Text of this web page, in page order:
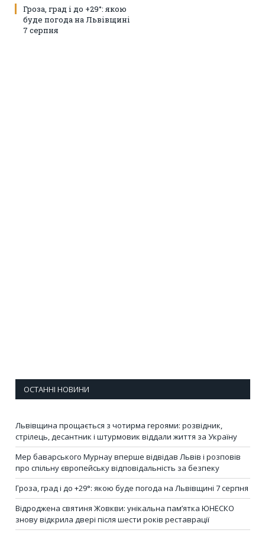
Гроза, град і до +29°: якою
буде погода на Львівщині
7 серпня
ОСТАННІ НОВИНИ
Львівщина прощається з чотирма героями: розвідник,
стрілець, десантник і штурмовик віддали життя за Україну
Мер баварського Мурнау вперше відвідав Львів і розповів
про спільну європейську відповідальність за безпеку
Гроза, град і до +29°: якою буде погода на Львівщині 7 серпня
Відроджена святиня Жовкви: унікальна пам’ятка ЮНЕСКО
знову відкрила двері після шести років реставрації